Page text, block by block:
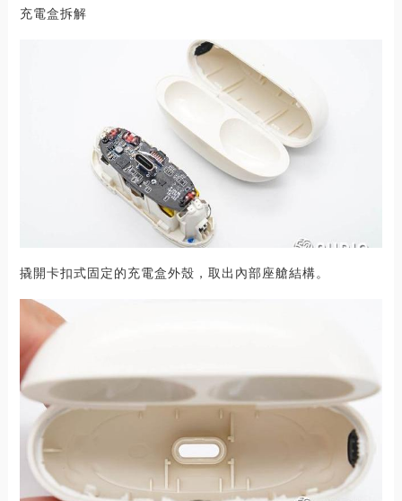
充電盒拆解
撬開卡扣式固定的充電盒外殼，取出內部座艙結構。